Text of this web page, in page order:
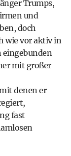
Trumps,
und
doch
wie vor aktiv in
eingebunden
mit großer
denen er
fast